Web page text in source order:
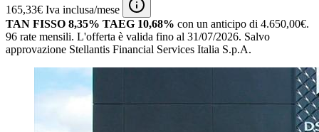
165,33€ Iva inclusa/mese
TAN FISSO 8,35% TAEG 10,68% con un anticipo di 4.650,00€.
96 rate mensili. L'offerta è valida fino al 31/07/2026. Salvo
approvazione Stellantis Financial Services Italia S.p.A.